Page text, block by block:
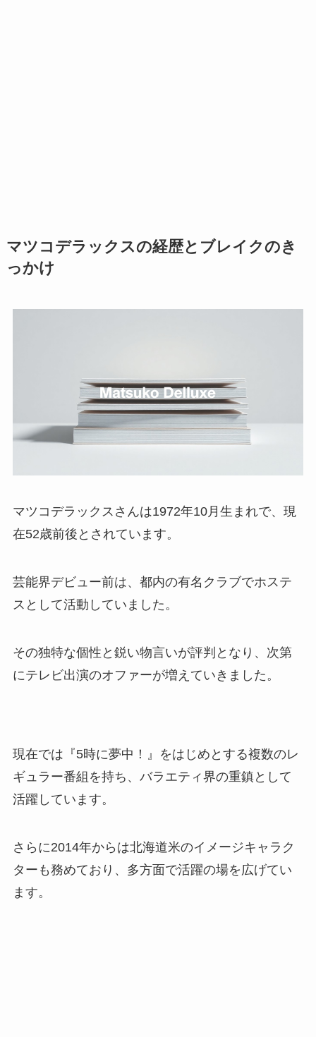
マツコデラックスの経歴とブレイクのき
っかけ
マツコデラックスさんは1972年10月生まれで、現
在52歳前後とされています。
芸能界デビュー前は、都内の有名クラブでホステ
スとして活動していました。
その独特な個性と鋭い物言いが評判となり、次第
にテレビ出演のオファーが増えていきました。
現在では『5時に夢中！』をはじめとする複数のレ
ギュラー番組を持ち、バラエティ界の重鎮として
活躍しています。
さらに2014年からは北海道米のイメージキャラク
ターも務めており、多方面で活躍の場を広げてい
ます。